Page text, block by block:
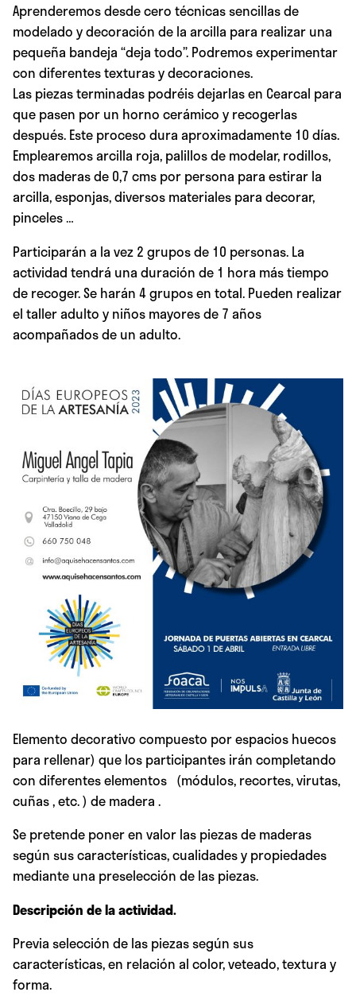
Aprenderemos desde cero técnicas sencillas de
modelado y decoración de la arcilla para realizar una
pequeña bandeja “deja todo”. Podremos experimentar
con diferentes texturas y decoraciones.
Las piezas terminadas podréis dejarlas en Cearcal para
que pasen por un horno cerámico y recogerlas
después. Este proceso dura aproximadamente 10 días.
Emplearemos arcilla roja, palillos de modelar, rodillos,
dos maderas de 0,7 cms por persona para estirar la
arcilla, esponjas, diversos materiales para decorar,
pinceles …
Participarán a la vez 2 grupos de 10 personas. La
actividad tendrá una duración de 1 hora más tiempo
de recoger. Se harán 4 grupos en total. Pueden realizar
el taller adulto y niños mayores de 7 años
acompañados de un adulto.
Elemento decorativo compuesto por espacios huecos
para rellenar) que los participantes irán completando
con diferentes elementos (módulos, recortes, virutas,
cuñas , etc. ) de madera .
Se pretende poner en valor las piezas de maderas
según sus características, cualidades y propiedades
mediante una preselección de las piezas.
Descripción de la actividad.
Previa selección de las piezas según sus
características, en relación al color, veteado, textura y
forma.